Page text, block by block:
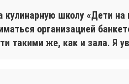
кулинарную школу «Дети
организацией
такими же, как и зала. Я